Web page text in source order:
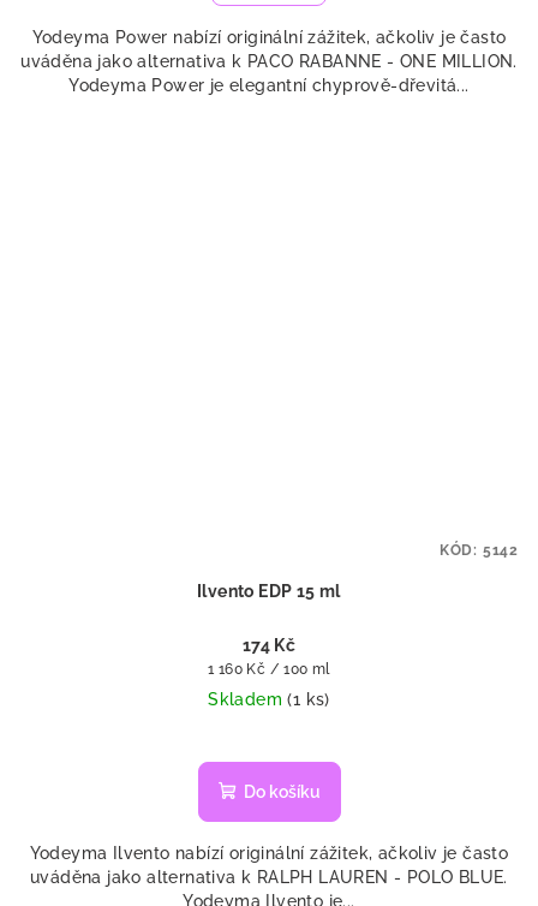
Yodeyma Power nabízí originální zážitek, ačkoliv je často
uváděna jako alternativa k PACO RABANNE - ONE MILLION.
Yodeyma Power je elegantní chyprově-dřevitá...
Ilvento EDP 15 ml
174 Kč
Měrná
cena:
1 160 Kč / 100 ml
Skladem(1 ks)
Do košíku
Yodeyma Ilvento nabízí originální zážitek, ačkoliv je často
uváděna jako alternativa k RALPH LAUREN - POLO BLUE.
Yodeyma Ilvento je...
KÓD: 5142